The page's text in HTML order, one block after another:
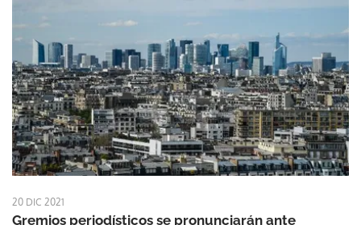
20 DIC 2021
Gremios periodísticos se pronunciarán ante